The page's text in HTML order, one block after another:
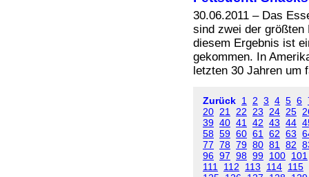
30.06.2011 – Das
sind zwei der größten
diesem Ergebnis ist
gekommen. In
letzten 30 Jahren um
Zurück 1 2 3 4 5 6
20 21 22 23 24 25
39 40 41 42 43 44
58 59 60 61 62 63
77 78 79 80 81 82
96 97 98 99 100 101
111
112 113 114 115